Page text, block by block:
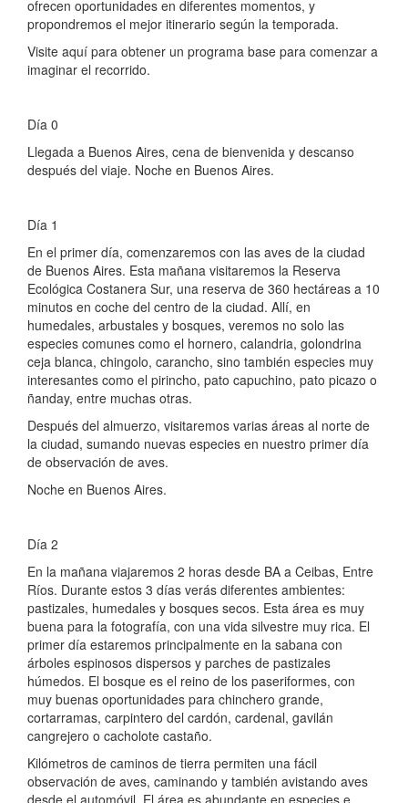
ofrecen oportunidades en diferentes momentos, y
propondremos el mejor itinerario según la temporada.
Visite aquí para obtener un programa base para comenzar a
imaginar el recorrido.
Día 0
Llegada a Buenos Aires, cena de bienvenida y descanso
después del viaje. Noche en Buenos Aires.
Día 1
En el primer día, comenzaremos con las aves de la ciudad
de Buenos Aires. Esta mañana visitaremos la Reserva
Ecológica Costanera Sur, una reserva de 360 hectáreas a 10
minutos en coche del centro de la ciudad. Allí, en
humedales, arbustales y bosques, veremos no solo las
especies comunes como el hornero, calandria, golondrina
ceja blanca, chingolo, carancho, sino también especies muy
interesantes como el pirincho, pato capuchino, pato picazo o
ñanday, entre muchas otras.
Después del almuerzo, visitaremos varias áreas al norte de
la ciudad, sumando nuevas especies en nuestro primer día
de observación de aves.
Noche en Buenos Aires.
Día 2
En la mañana viajaremos 2 horas desde BA a Ceibas, Entre
Ríos. Durante estos 3 días verás diferentes ambientes:
pastizales, humedales y bosques secos. Esta área es muy
buena para la fotografía, con una vida silvestre muy rica. El
primer día estaremos principalmente en la sabana con
árboles espinosos dispersos y parches de pastizales
húmedos. El bosque es el reino de los paseriformes, con
muy buenas oportunidades para chinchero grande,
cortarramas, carpintero del cardón, cardenal, gavilán
cangrejero o cacholote castaño.
Kilómetros de caminos de tierra permiten una fácil
observación de aves, caminando y también avistando aves
desde el automóvil. El área es abundante en especies e